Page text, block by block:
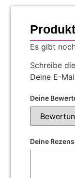
Es gibt
Schreibe
Deine E-
Deine
Deine